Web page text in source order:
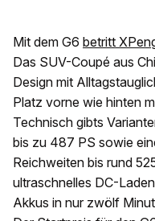
Mit dem G6 betritt
Das SUV-Coupé aus
Design mit
Platz vorne wie hinten
Technisch gibts
bis zu 487 PS sowie
Reichweiten bis rund
ultraschnelles DC-
Akkus in nur zwölf